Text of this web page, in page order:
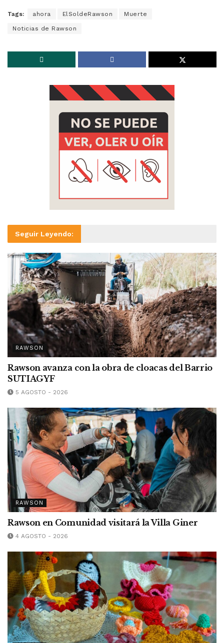
Tags: ahora ElSoldeRawson Muerte
Noticias de Rawson
Seguir Leyendo:
RAWSON
Rawson avanza con la obra de cloacas del Barrio
SUTIAGYF
5 AGOSTO - 2026
RAWSON
Rawson en Comunidad visitará la Villa Giner
4 AGOSTO - 2026